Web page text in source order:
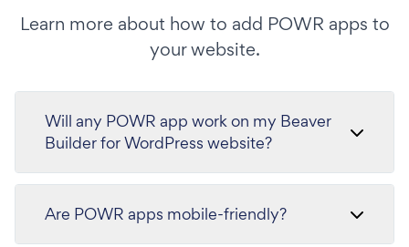
Learn more about how to add POWR apps to
your website.
Will any POWR app work on my Beaver
Builder for WordPress website?
Are POWR apps mobile-friendly?